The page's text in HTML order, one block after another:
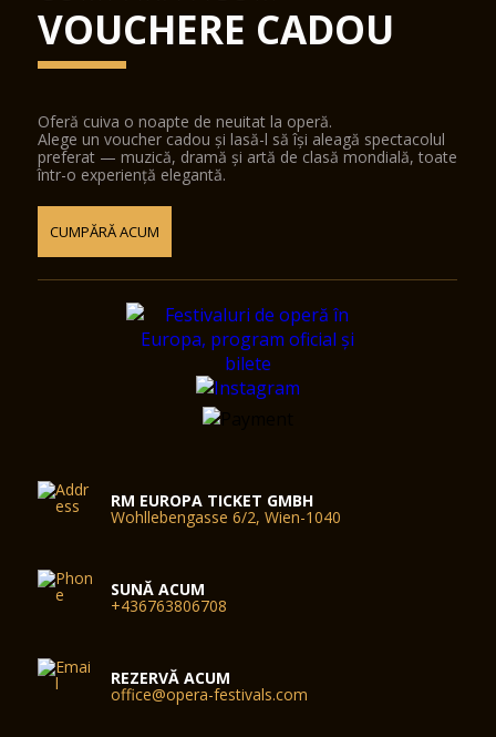
VOUCHERE CADOU
Oferă cuiva o noapte de neuitat la operă.
Alege un voucher cadou și lasă-l să își aleagă spectacolul
preferat — muzică, dramă și artă de clasă mondială, toate
într-o experiență elegantă.
CUMPĂRĂ ACUM
RM EUROPA TICKET GMBH
Wohllebengasse 6/2, Wien-1040
SUNĂ ACUM
+436763806708
REZERVĂ ACUM
office@opera-festivals.com